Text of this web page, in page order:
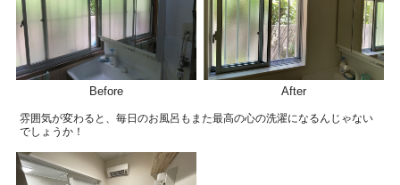
Before After
雰囲気が変わると、 毎日のお風呂もまた最高の心の洗濯になるんじゃない
でしょうか！